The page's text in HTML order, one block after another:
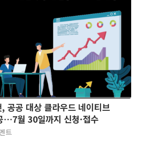
공공 대상 클라우드 네이티브
…7월 30일까지 신청·접수
트